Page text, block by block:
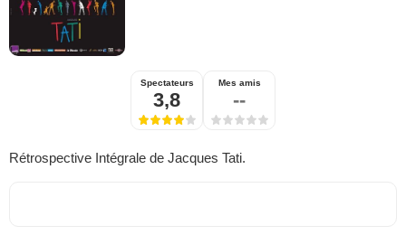
Spectateurs
3,8
Mes amis
--
Rétrospective Intégrale de Jacques Tati.